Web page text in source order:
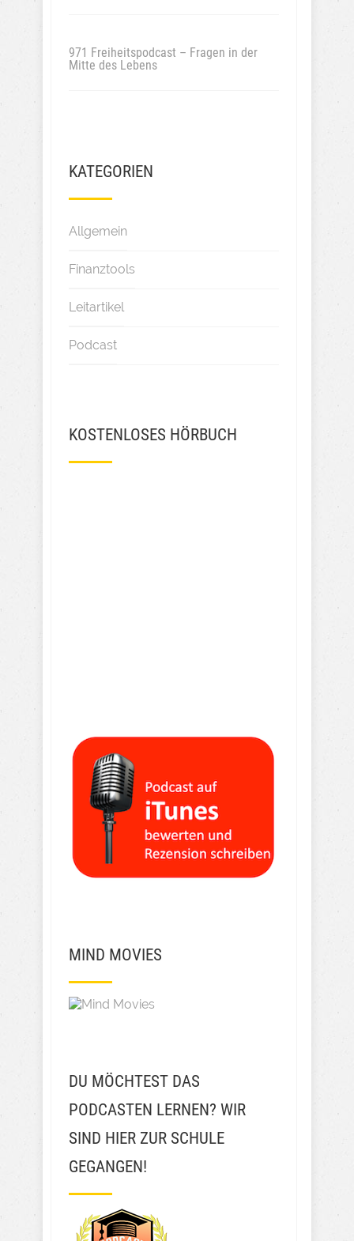
971 Freiheitspodcast – Fragen in der
Mitte des Lebens
KATEGORIEN
Allgemein
Finanztools
Leitartikel
Podcast
KOSTENLOSES HÖRBUCH
MIND MOVIES
DU MÖCHTEST DAS
PODCASTEN LERNEN? WIR
SIND HIER ZUR SCHULE
GEGANGEN!